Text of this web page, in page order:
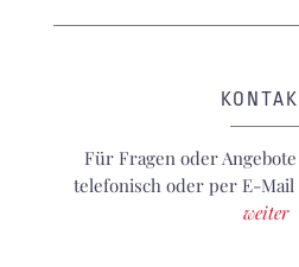
Für Fragen oder
telefonisch oder per E-
weiter